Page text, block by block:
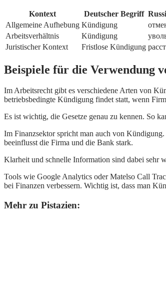
Kontext Deutscher Begriff
Allgemeine Aufhebung Kündigung
Arbeitsverhältnis
Kündigung
Juristischer Kontext
Fristlose Kündigung
Beispiele für die Verwendung
Im Arbeitsrecht gibt es verschiedene Arten von
betriebsbedingte Kündigung findet statt, wenn
Es ist wichtig, die Gesetze genau zu kennen. So
Im Finanzsektor spricht man auch von
beeinflusst die Firma und die Bank stark.
Klarheit und schnelle Information sind dabei sehr
Tools wie Google Analytics oder Matelso Call
bei Finanzen verbessern. Wichtig ist, dass man
Mehr zu Pistazien: